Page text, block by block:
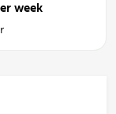
week